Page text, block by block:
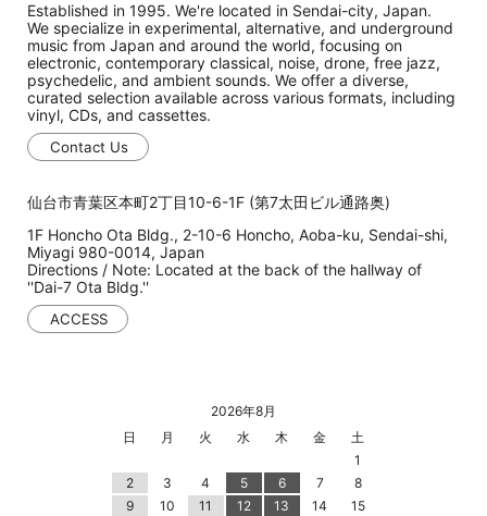
Established in 1995. We're located in Sendai-city, Japan.
We specialize in experimental, alternative, and underground
music from Japan and around the world, focusing on
electronic, contemporary classical, noise, drone, free jazz,
psychedelic, and ambient sounds. We offer a diverse,
curated selection available across various formats, including
vinyl, CDs, and cassettes.
Contact Us
仙台市青葉区本町2丁目10-6-1F (第7太田ビル通路奥)
1F Honcho Ota Bldg., 2-10-6 Honcho, Aoba-ku, Sendai-shi,
Miyagi 980-0014, Japan
Directions / Note: Located at the back of the hallway of
''Dai-7 Ota Bldg.''
ACCESS
2026年8月
日
月 火 水 木 金
土
1
2
3 4 5 6 7
8
9
10 11 12 13 14
15